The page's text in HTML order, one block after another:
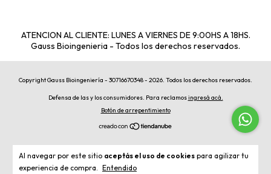
Al navegar por este sitio aceptás el uso de cookies para agilizar tu
experiencia de compra. Entendido
ATENCION AL CLIENTE: LUNES A VIERNES DE 9:00HS A 18HS.
Gauss Bioingenieria - Todos los derechos reservados.
Copyright Gauss Bioingeniería - 30716670348 - 2026. Todos los derechos reservados.
Defensa de las y los consumidores. Para reclamosingresá acá.
Botón de arrepentimiento